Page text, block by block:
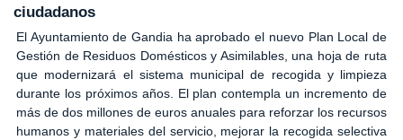
ciudadanos
El Ayuntamiento de Gandia ha aprobado el nuevo Plan Local de
Gestión de Residuos Domésticos y Asimilables, una hoja de ruta
que modernizará el sistema municipal de recogida y limpieza
durante los próximos años. El plan contempla un incremento de
más de dos millones de euros anuales para reforzar los recursos
humanos y materiales del servicio, mejorar la recogida selectiva